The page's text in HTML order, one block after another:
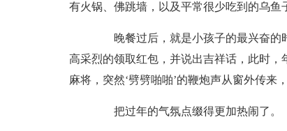
有火锅、佛跳墙，以及平常很少吃到的乌鱼
晚餐过后，就是小孩子的最兴奋的
高采烈的领取红包，并说出吉祥话，此时
麻将，突然‘劈劈啪啪’的鞭炮声从窗外传来
把过年的气氛点缀得更加热闹了。